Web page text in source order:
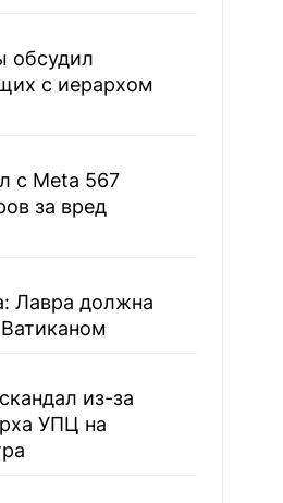
обсудил
с иерархом
с Meta 567
за вред
Лавра должна
из-за
УПЦ на